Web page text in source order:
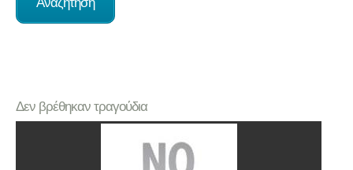
Δεν βρέθηκαν τραγούδια